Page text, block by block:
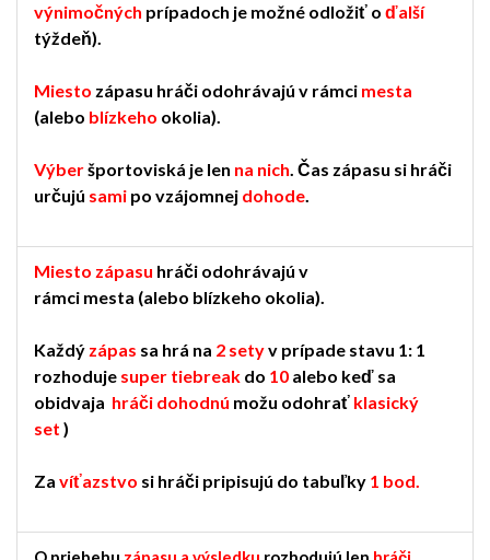
výnimočných prípadoch je možné odložiť o ďalší
týždeň).
Miesto zápasu hráči odohrávajú v rámci mesta
(alebo blízkeho okolia).
Výberšportoviská je len na nich. Čas zápasu si hráči
určujú sami po vzájomnej dohode.
Miesto zápasu hráči odohrávajú v
rámci mesta (alebo blízkeho okolia).
Každý zápas sa hrá na 2 setyv prípade stavu 1: 1
rozhoduje super tiebreak do 10 alebo keď sa
obidvaja hráči dohodnú možu odohrať klasický
set )
Za víťazstvo si hráči pripisujú do tabuľky 1 bod.